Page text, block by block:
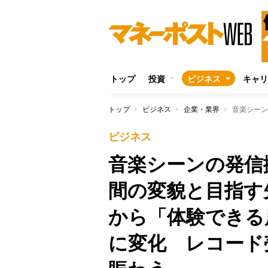
トップ 投資 ビジネス キャ
トップ ビジネス 企業・業界
ビジネス
音楽シーンの発
間の変貌と目指
から「体験でき
に変化 レコード